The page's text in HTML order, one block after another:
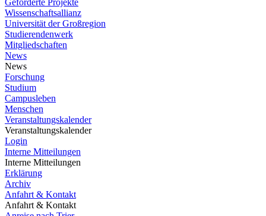
Geförderte Projekte
Wissenschaftsallianz
Universität der Großregion
Studierendenwerk
Mitgliedschaften
News
News
Forschung
Studium
Campusleben
Menschen
Veranstaltungskalender
Veranstaltungskalender
Login
Interne Mitteilungen
Interne Mitteilungen
Erklärung
Archiv
Anfahrt & Kontakt
Anfahrt & Kontakt